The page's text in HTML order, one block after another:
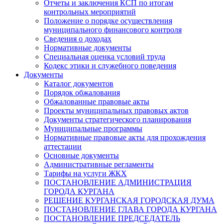
Отчеты и заключения КСП по итогам
контрольных мероприятий
Положение о порядке осуществления
муниципального финансового контроля
Сведения о доходах
Нормативные документы
Специальная оценка условий труда
Кодекс этики и служебного поведения
Документы
Каталог документов
Порядок обжалования
Обжалованные правовые акты
Проекты муниципальных правовых актов
Документы стратегического планирования
Муниципальные программы
Нормативные правовые акты для прохождения
аттестации
Основные документы
Административные регламенты
Тарифы на услуги ЖКХ
ПОСТАНОВЛЕНИЕ АДМИНИСТРАЦИЯ
ГОРОДА КУРГАНА
РЕШЕНИЕ КУРГАНСКАЯ ГОРОДСКАЯ ДУМА
ПОСТАНОВЛЕНИЕ ГЛАВА ГОРОДА КУРГАНА
ПОСТАНОВЛЕНИЕ ПРЕДСЕДАТЕЛЬ